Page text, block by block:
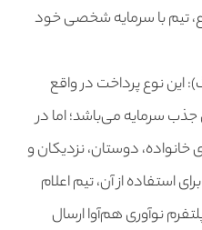
تیم با سرمایه شخصی خود
این نوع پرداخت در واقع
جذب سرمایه می‌باشد؛ اما در
خانواده، دوستان، نزدیکان و
استفاده از آن، تیم اعلام
نوآوری هم‌آوا ارسال